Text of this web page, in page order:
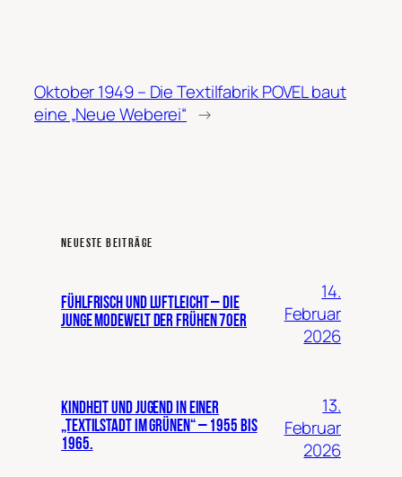
Oktober 1949 – Die Textilfabrik POVEL baut
eine „Neue Weberei“ →
NEUESTE BEITRÄGE
Fühlfrisch und luftleicht – die
junge Modewelt der frühen 70er
14.
Februar
2026
Kindheit und Jugend in einer
„Textilstadt im Grünen“ – 1955 bis
1965.
13.
Februar
2026